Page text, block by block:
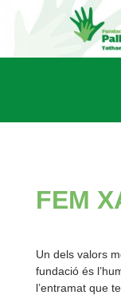
FEM
Un dels valors
fundació és
l’entramat que